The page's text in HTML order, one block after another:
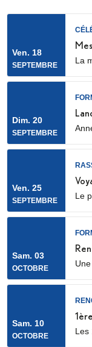
Ven. 18
SEPTEMBRE
La
(28
en
Dim. 20
SEPTEMBRE
vie
Ven. 25
SEPTEMBRE
Le
des
Sam. 03
OCTOBRE
Sam. 10
OCTOBRE
Les